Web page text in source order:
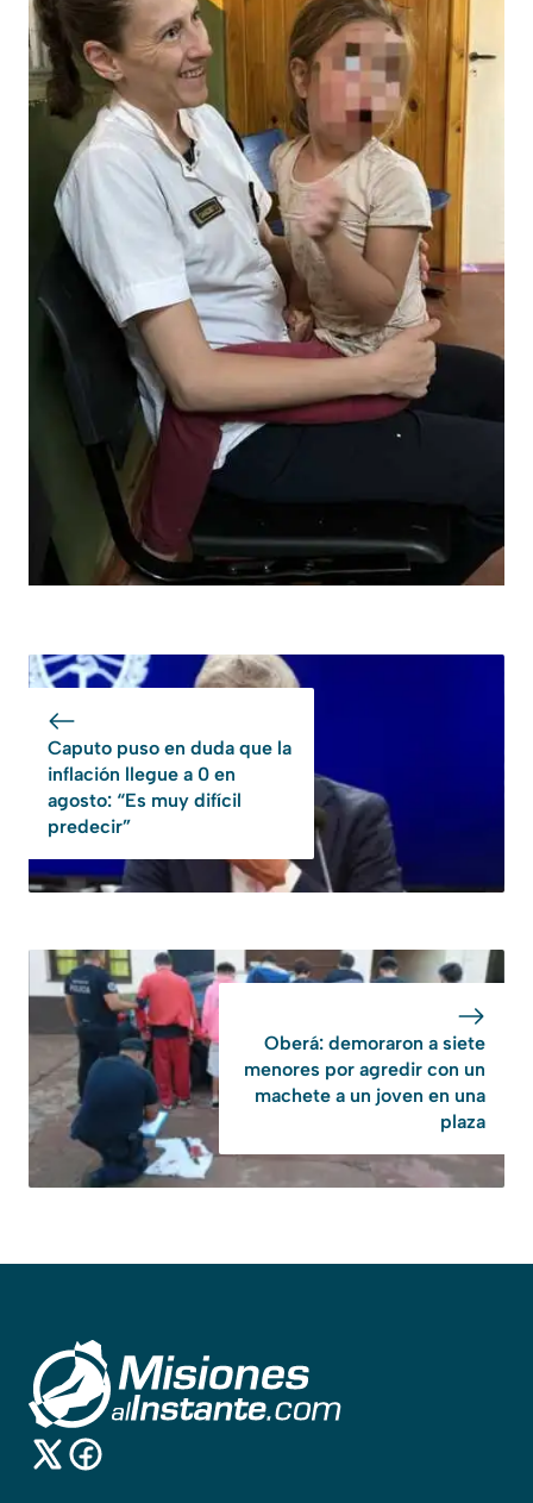
Caputo puso en duda que la
inflación llegue a 0 en
agosto: “Es muy difícil
predecir”
Oberá: demoraron a siete
menores por agredir con un
machete a un joven en una
plaza